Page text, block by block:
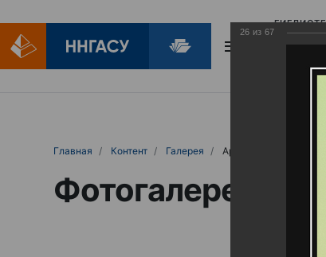
Главная Контент Галерея Артемовские луга –
Фотогалерея
26 из 67